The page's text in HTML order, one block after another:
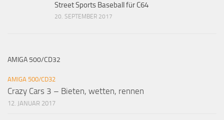
Street Sports Baseball für C64
20. SEPTEMBER 2017
AMIGA 500/CD32
AMIGA 500/CD32
Crazy Cars 3 – Bieten, wetten, rennen
12. JANUAR 2017